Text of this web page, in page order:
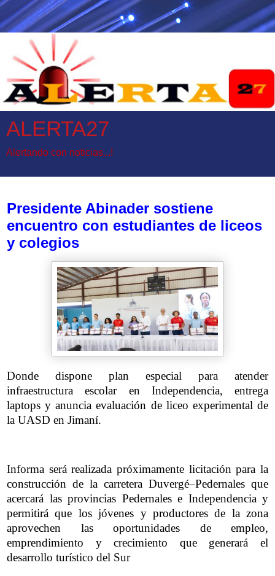
ALERTA27
Alertando con noticias...!
Presidente Abinader sostiene
encuentro con estudiantes de liceos
y colegios
Donde dispone plan especial para atender
infraestructura escolar en Independencia, entrega
laptops y anuncia evaluación de liceo experimental de
la UASD en Jimaní.
Informa será realizada próximamente licitación para la
construcción de la carretera Duvergé–Pedernales que
acercará las provincias Pedernales e Independencia y
permitirá que los jóvenes y productores de la zona
aprovechen las oportunidades de empleo,
emprendimiento y crecimiento que generará el
desarrollo turístico del Sur